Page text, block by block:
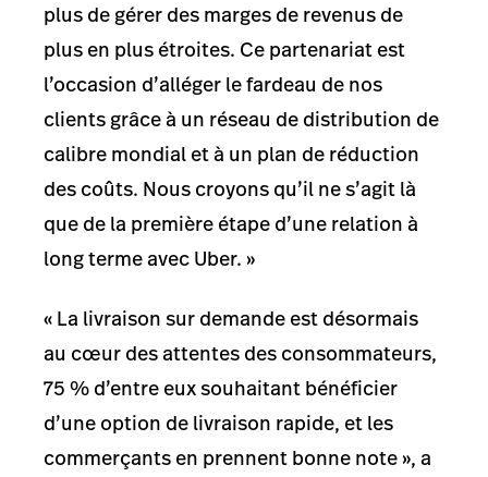
plus de gérer des marges de revenus de
plus en plus étroites. Ce partenariat est
l’occasion d’alléger le fardeau de nos
clients grâce à un réseau de distribution de
calibre mondial et à un plan de réduction
des coûts. Nous croyons qu’il ne s’agit là
que de la première étape d’une relation à
long terme avec Uber. »
« La livraison sur demande est désormais
au cœur des attentes des consommateurs,
75 % d’entre eux souhaitant bénéficier
d’une option de livraison rapide, et les
commerçants en prennent bonne note », a